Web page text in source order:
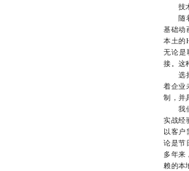
技术
随着
基础动
本土的
无论是
接。这
选择
着企业
制，并
我们
实战经
以客户
论是节
多年来
赖的本